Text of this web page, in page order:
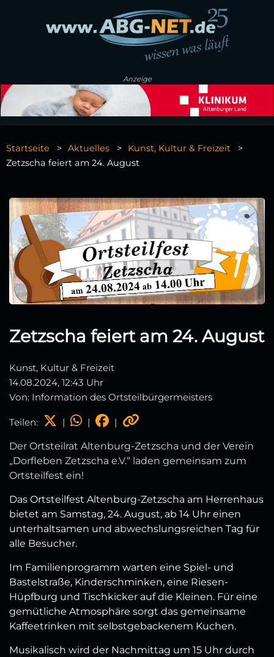
Anzeige
Startseite Aktuelles
Kunst, Kultur & Freizeit
Zetzscha feiert am 24. August
Zetzscha feiert am 24. August
Kunst, Kultur & Freizeit
14.08.2024, 12:43 Uhr
Von: Information des Ortsteilbürgermeisters
Teilen: | | |
Der Ortsteilrat Altenburg-Zetzscha und der Verein
„Dorfleben Zetzscha e.V.“ laden gemeinsam zum
Ortsteilfest ein!
Das Ortsteilfest Altenburg-Zetzscha am Herrenhaus
bietet am Samstag, 24. August, ab 14 Uhr einen
unterhaltsamen und abwechslungsreichen Tag für
alle Besucher.
Im Familienprogramm warten eine Spiel- und
Bastelstraße, Kinderschminken, eine Riesen-
Hüpfburg und Tischkicker auf die Kleinen. Für eine
gemütliche Atmosphäre sorgt das gemeinsame
Kaffeetrinken mit selbstgebackenem Kuchen.
Musikalisch wird der Nachmittag um 15 Uhr durch